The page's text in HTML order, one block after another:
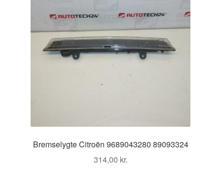
Bremselygte Citroën 9689043280 89093324
314,00 kr.